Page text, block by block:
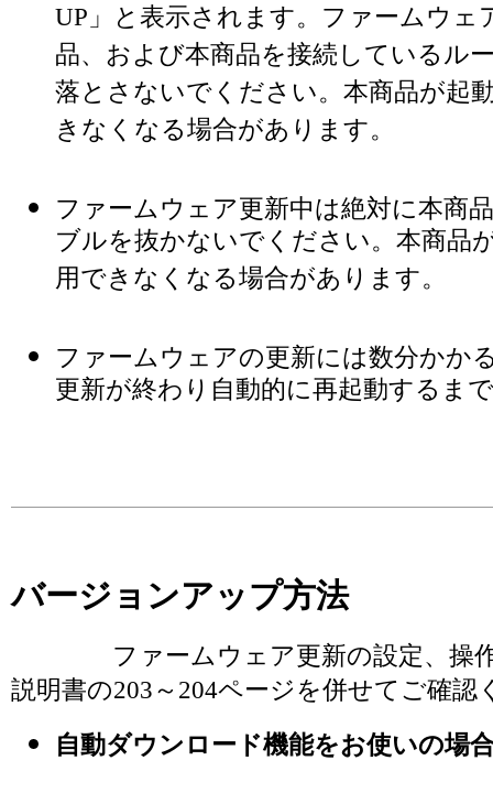
UP」と表示されます。ファームウェ
品、および本商品を接続しているル
落とさないでください。本商品が起
きなくなる場合があります。
ファームウェア更新中は絶対に本商
ブルを抜かないでください。本商品
用できなくなる場合があります。
ファームウェアの更新には数分かか
更新が終わり自動的に再起動するま
バージョンアップ方法
ファームウェア更新の設定、操作
説明書の203～204ページを併せてご確認
自動ダウンロード機能をお使いの場